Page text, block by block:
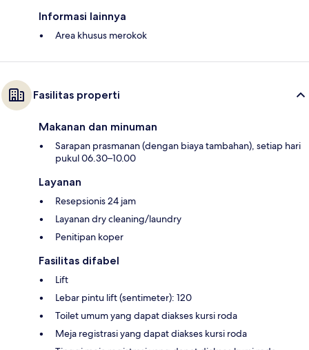
Informasi lainnya
Area khusus merokok
Fasilitas properti
Makanan dan minuman
Sarapan prasmanan (dengan biaya tambahan), setiap hari
pukul 06.30–10.00
Layanan
Resepsionis 24 jam
Layanan dry cleaning/laundry
Penitipan koper
Fasilitas difabel
Lift
Lebar pintu lift (sentimeter): 120
Toilet umum yang dapat diakses kursi roda
Meja registrasi yang dapat diakses kursi roda